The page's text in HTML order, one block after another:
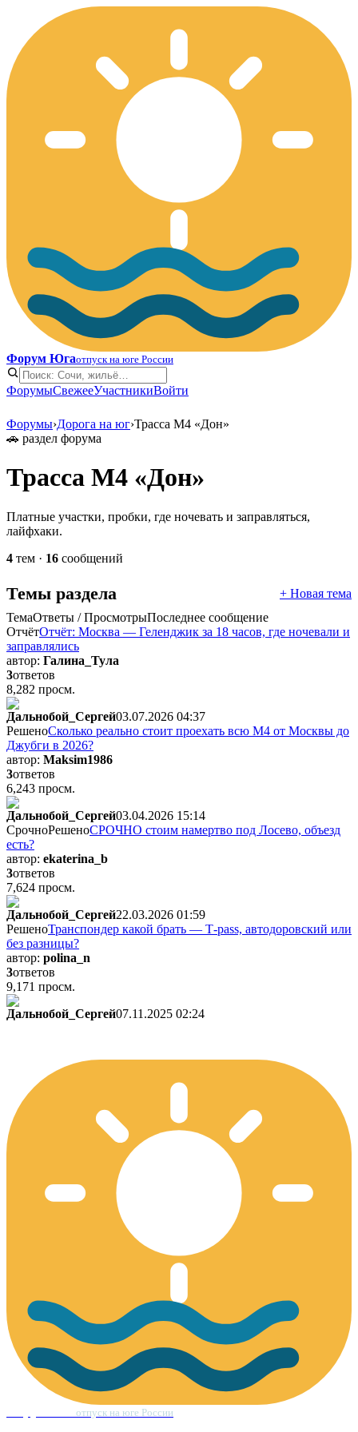
Форум Югаотпуск на юге России
ФорумыСвежееУчастникиВойти
Форумы›Дорога на юг›Трасса М4 «Дон»
🚗 раздел форума
Трасса М4 «Дон»
Платные участки, пробки, где ночевать и заправляться,
лайфхаки.
4 тем · 16 сообщений
Темы раздела
+ Новая тема
ТемаОтветы / ПросмотрыПоследнее сообщение
ОтчётОтчёт: Москва — Геленджик за 18 часов, где ночевали и
заправлялись
автор: Галина_Тула
3ответов
8,282 просм.
Дальнобой_Сергей03.07.2026 04:37
РешеноСколько реально стоит проехать всю М4 от Москвы до
Джубги в 2026?
автор: Maksim1986
3ответов
6,243 просм.
Дальнобой_Сергей03.04.2026 15:14
СрочноРешеноСРОЧНО стоим намертво под Лосево, объезд
есть?
автор: ekaterina_b
3ответов
7,624 просм.
Дальнобой_Сергей22.03.2026 01:59
РешеноТранспондер какой брать — Т-pass, автодоровский или
без разницы?
автор: polina_n
3ответов
9,171 просм.
Дальнобой_Сергей07.11.2025 02:24
отпуск на юге России